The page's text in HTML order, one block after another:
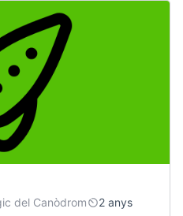
del Canòdrom
2 anys